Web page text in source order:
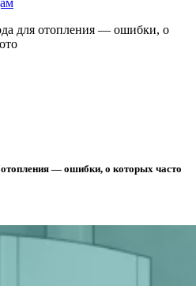
— ошибки, о которых часто